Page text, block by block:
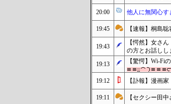
20:00 他人に無関心す
19:45 【速報】桐島
19:43
【愕然】女さ
の方とお話しし
19:13 【驚愕】Wi-Fi
19:12 【訃報】漫画
19:11 【セクシー田